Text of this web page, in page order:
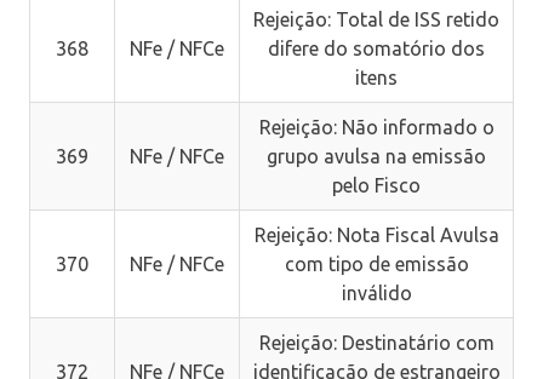
368 NFe / NFCe
Rejeição: Total de ISS retido
difere do somatório dos
itens
369 NFe / NFCe
Rejeição: Não informado o
grupo avulsa na emissão
pelo Fisco
370 NFe / NFCe
Rejeição: Nota Fiscal Avulsa
com tipo de emissão
inválido
372 NFe / NFCe
Rejeição: Destinatário com
identificação de estrangeiro